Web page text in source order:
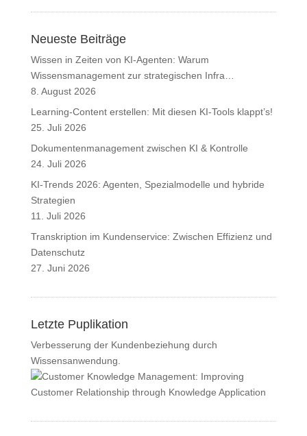
Neueste Beiträge
Wissen in Zeiten von KI-Agenten: Warum
Wissensmanagement zur strategischen Infra…
8. August 2026
Learning-Content erstellen: Mit diesen KI-Tools klappt’s!
25. Juli 2026
Dokumentenmanagement zwischen KI & Kontrolle
24. Juli 2026
KI-Trends 2026: Agenten, Spezialmodelle und hybride
Strategien
11. Juli 2026
Transkription im Kundenservice: Zwischen Effizienz und
Datenschutz
27. Juni 2026
Letzte Puplikation
Verbesserung der Kundenbeziehung durch
Wissensanwendung.